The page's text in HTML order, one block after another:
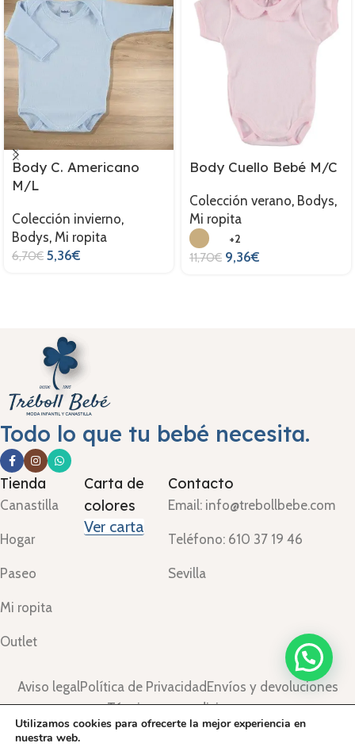
Body C. Americano
M/L
Colección invierno,
Bodys, Mi ropita
6,70€ 5,36€
Body Cuello Bebé M/C
Colección verano, Bodys,
Mi ropita
+2
11,70€ 9,36€
Todo lo que tu bebé necesita.
Tienda
Canastilla
Hogar
Paseo
Mi ropita
Outlet
Carta de
colores
Ver carta
Contacto
Email: info@trebollbebe.com
Teléfono: 610 37 19 46
Sevilla
Aviso legalPolítica de Privacidad Envíos y devoluciones
Términos y condiciones
©Treboll Bebé ™2024.
Utilizamos cookies para ofrecerte la mejor experiencia en
nuestra web.